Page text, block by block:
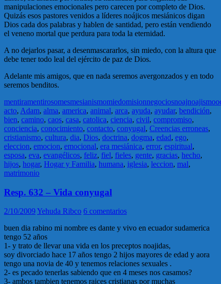
manipulaciones emocionales pero carecen por completo de Dios.
Quizás esos pastores venidos a líderes noájicos mesiánicos digan
Dios cada dos palabras y hablen de santidad, pero están vendiendo
el veneno mortal que perdura para toda la eternidad.
A no dejarlos pasar, a desenmascararlos, sin miedo, con la altura que
debe tener todo leal del ejército de paz de Dios.
Adelante mis amigos, que en nada seremos avergonzados y en todo
seremos benditos.
mentiramentirosomesmesianismomiedomisionnegociosnoajnoajismo
acto, Adam, alma, america, animal, arca, ayuda, ayudar, bendición,
bien, camino, caos, casa, catolica, ciencia, civil, compromiso,
conciencia, conocimiento, contacto, conyugal, Creencias erroneas,
cristianismo, cultura, dia, Dios, doctrina, dogma, edad, ego,
eleccion, emocion, emocional, era mesiánica, error, espiritual,
esposa, eva, evangélicos, feliz, fiel, fieles, gente, gracias, hecho,
hijos, hogar, Hogar y Familia, humana, iglesia, leccion, mal,
matrimonio
Resp. 632 – Vida conyugal
2/10/2009Yehuda Ribco 6 comentarios
buen dia rabino mi nombre es dante y vivo en ecuador sudamerica
tengo 52 años
1- y trato de llevar una vida en los preceptos noajidas,
soy divorciado hace 17 años tengo 2 hijos mayores de edad y aora
tengo una novia de 40 y tenemos relaciones sexuales .
2- es pecado tenerlas sabiendo que en 4 meses nos casamos?
3- ambos tambien tenemos raices cristianas por muchas